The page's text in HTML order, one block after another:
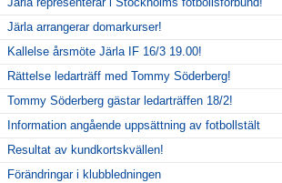
Järla arrangerar domarkurser!
Kallelse årsmöte Järla IF 16/3 19.00!
Rättelse ledarträff med Tommy Söderberg!
Tommy Söderberg gästar ledarträffen 18/2!
Information angående uppsättning av fotbollstält
Resultat av kundkortskvällen!
Förändringar i klubbledningen